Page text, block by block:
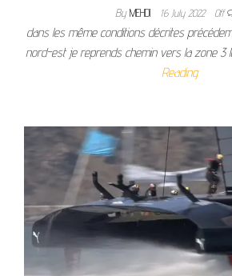
By MEHDI 16 July 2022 Off
dans les même conditions décrites
nord-est je reprends chemin vers la zone 3
Reading